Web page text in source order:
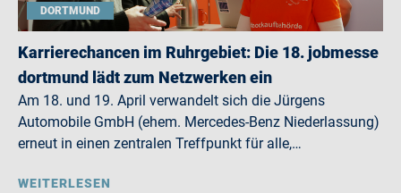
DORTMUND
Karrierechancen im Ruhrgebiet: Die 18. jobmesse
dortmund lädt zum Netzwerken ein
Am 18. und 19. April verwandelt sich die Jürgens
Automobile GmbH (ehem. Mercedes-Benz Niederlassung)
erneut in einen zentralen Treffpunkt für alle,…
WEITERLESEN